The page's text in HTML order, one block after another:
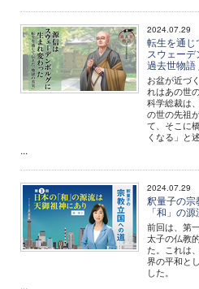
2024.07.29
転生を通じ
スウェーデ
過去世物語
お盆が近づ
れはあの世
科学総裁は
の世の先祖
て、そこに
くなる」と
...
2024.07.29
釈量子の宗
「和」の
前回は、第
太子の仏教
た。これは
界の平和と
した。
...